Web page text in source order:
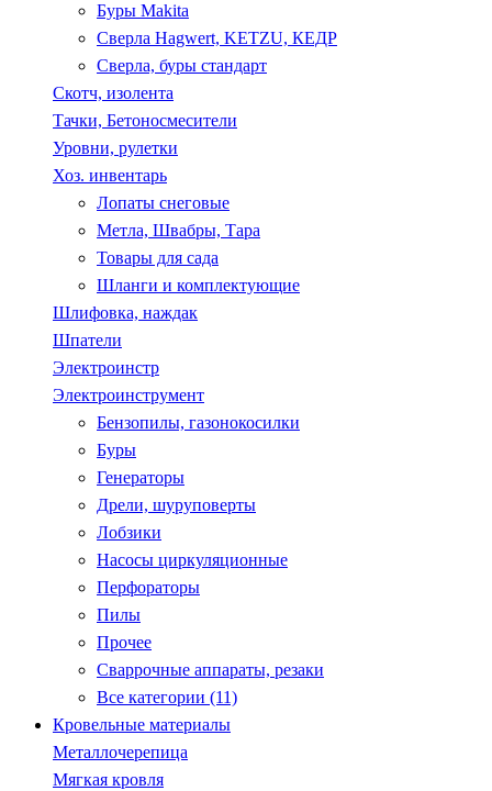
Буры Makita
Сверла Hagwert, KETZU, КЕДР
Сверла, буры стандарт
Скотч, изолента
Тачки, Бетоносмесители
Уровни, рулетки
Хоз. инвентарь
Лопаты снеговые
Метла, Швабры, Тара
Товары для сада
Шланги и комплектующие
Шлифовка, наждак
Шпатели
Электроинстр
Электроинструмент
Бензопилы, газонокосилки
Буры
Генераторы
Дрели, шуруповерты
Лобзики
Насосы циркуляционные
Перфораторы
Пилы
Прочее
Сваррочные аппараты, резаки
Все категории (11)
Кровельные материалы
Металлочерепица
Мягкая кровля